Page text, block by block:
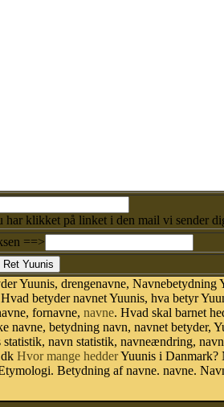
klikket på linket i den mail vi sender
==>
Yuunis, drengenavne, Navnebetydning
betyder navnet Yuunis, hva betyr
fornavne, navne. Hvad skal barnet
navne, betydning navn, navnet betyder,
navn statistik, navneændring,
Hvor mange hedderYuunis i Danmark?
Betydning af navne. navne.